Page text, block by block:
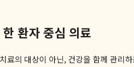
환자 중심 의료
료의 대상이 아닌, 건강을 함께 관리